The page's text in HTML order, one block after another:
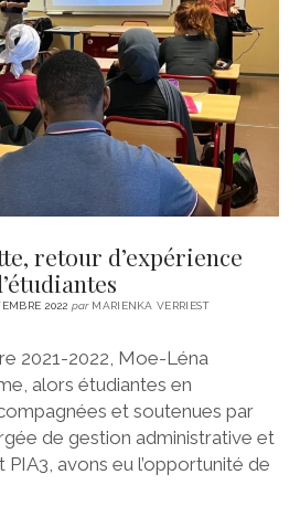
CINÉMA
LITTÉRATURE
ÉCONOMIE
SPORT
MÉDIAS
SANTÉ
instagram
emailemail-
form
retour d’expérience
2022 parMARIENKA VERRIEST
2021-2022, Moe-Léna
alors étudiantes en
et soutenues par
de gestion administrative et
avons eu l’opportunité de